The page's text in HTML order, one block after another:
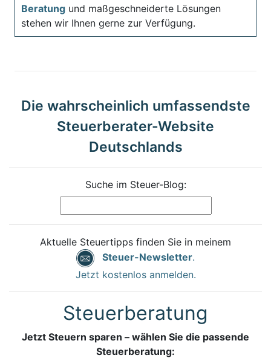
Beratung und maßgeschneiderte Lösungen
stehen wir Ihnen gerne zur Verfügung.
Die wahrscheinlich umfassendste
Steuerberater-Website
Deutschlands
Suche im Steuer-Blog:
Aktuelle Steuertipps finden Sie in meinem
Steuer-Newsletter.
Jetzt kostenlos anmelden.
Steuerberatung
Jetzt Steuern sparen – wählen Sie die passende
Steuerberatung: